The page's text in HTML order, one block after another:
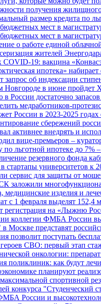
получения
размер кредита по
мест в
мест в
о работе единой
жителей
19: вакцина
ипотека»
запрос об индексации
в июне пройдет
в России достаточно
медработников-
России в 2023-2025 годах
сбережений
активнее внедрять и
вице-премьеров –
льготной ипотеке до 7%
резервного фонда
университетов к
сервис для защиты от
заложили
медицинские изделия и
с 1 февраля выделят 152,4
регистрация на «Лыжню
коллегии ФМБА России
Москве представят
позволит поступать
СВО: первый этап
онкологии:
поликлиник: как будут
планируют
спортивной
конкурса "Студенческий
России и